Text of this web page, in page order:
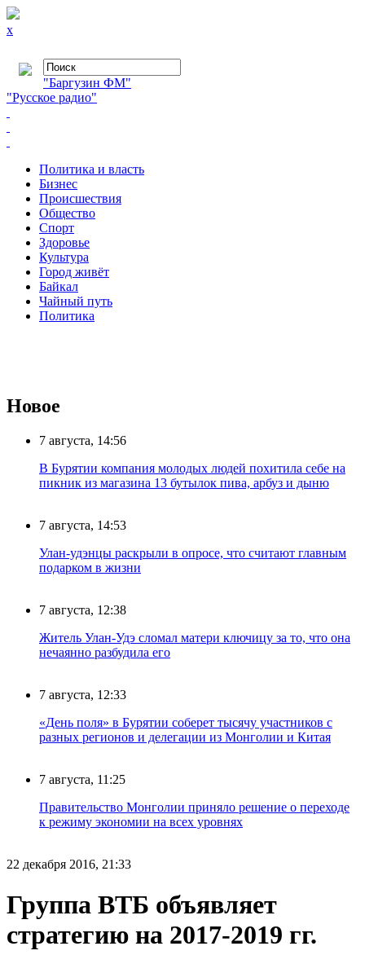
x
"Баргузин ФМ"
"Русское радио"
Политика и власть
Бизнес
Происшествия
Общество
Cпорт
Здоровье
Культура
Город живёт
Байкал
Чайный путь
Политика
Новое
7 августа, 14:56
В Бурятии компания молодых людей похитила себе на
пикник из магазина 13 бутылок пива, арбуз и дыню
7 августа, 14:53
Улан-удэнцы раскрыли в опросе, что считают главным
подарком в жизни
7 августа, 12:38
Житель Улан-Удэ сломал матери ключицу за то, что она
нечаянно разбудила его
7 августа, 12:33
«День поля» в Бурятии соберет тысячу участников с
разных регионов и делегации из Монголии и Китая
7 августа, 11:25
Правительство Монголии приняло решение о переходе
к режиму экономии на всех уровнях
22 декабря 2016, 21:33
Группа ВТБ объявляет
стратегию на 2017-2019 гг.